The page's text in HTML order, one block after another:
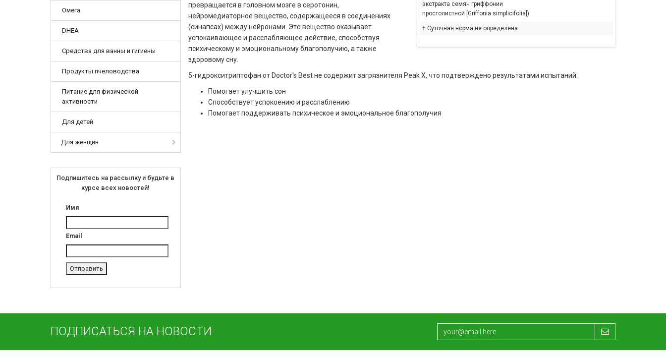
Омега
DHEA
Средства для ванны и гигиены
Продукты пчеловодства
Питание для физической
активности
Для детей
Для женщин
Подпишитесь на рассылку и будьте в
курсе всех новостей!
Имя
Email
экстракта семян гриффонии
простолистной [Griffonia simplicifolia])
† Суточная норма не определена.
превращается в головном мозге в серотонин,
нейромедиаторное вещество, содержащееся в соединениях
(синапсах) между нейронами. Это вещество оказывает
успокаивающее и расслабляющее действие, способствуя
психическому и эмоциональному благополучию, а также
здоровому сну.
5-гидрокситриптофан от Doctor's Best не содержит загрязнителя Peak X, что подтверждено результатами испытаний.
Помогает улучшить сон
Способствует успокоению и расслаблению
Помогает поддерживать психическое и эмоциональное благополучия
ПОДПИСАТЬСЯ НА НОВОСТИ